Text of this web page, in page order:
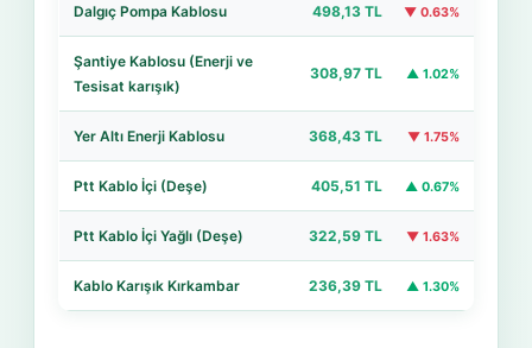
Dalgıç Pompa Kablosu 498,13 TL ▼ 0.63%
Şantiye Kablosu (Enerji ve
Tesisat karışık)
308,97 TL ▲ 1.02%
Yer Altı Enerji Kablosu 368,43 TL ▼ 1.75%
Ptt Kablo İçi (Deşe) 405,51 TL ▲ 0.67%
Ptt Kablo İçi Yağlı (Deşe) 322,59 TL ▼ 1.63%
Kablo Karışık Kırkambar 236,39 TL ▲ 1.30%